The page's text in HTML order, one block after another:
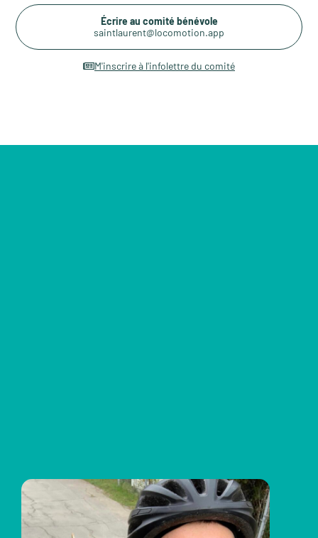
Écrire au comité bénévole
saintlaurent@locomotion.app
M'inscrire à l'infolettre du comité